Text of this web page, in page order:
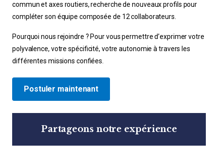
Partageons notre expérience
commun et axes routiers, recherche de nouveaux profils pour
compléter son équipe composée de 12 collaborateurs.
Pourquoi nous rejoindre ? Pour vous permettre d’exprimer votre
polyvalence, votre spécificité, votre autonomie à travers les
différentes missions confiées.
Postuler maintenant